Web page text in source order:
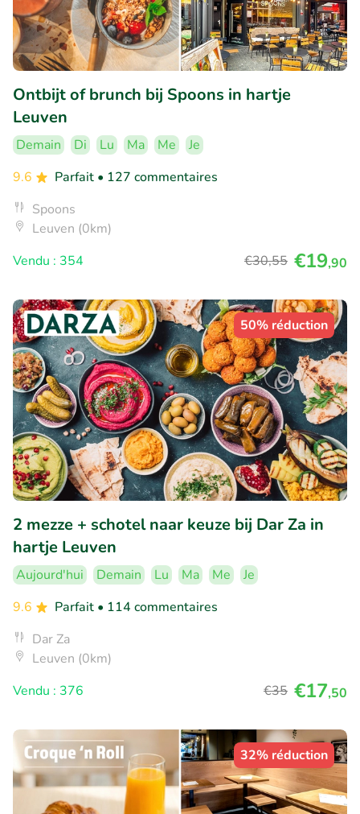
Ontbijt of brunch bij Spoons in hartje
Leuven
Demain Di Lu Ma Me
Je
9.6
Parfait • 127 commentaires
Spoons
Leuven (0km)
Vendu : 354
€30,55 €19,90
50% réduction
2 mezze + schotel naar keuze bij Dar Za in
hartje Leuven
Aujourd'hui Demain Lu Ma Me
Je
9.6
Parfait • 114 commentaires
Dar Za
Leuven (0km)
Vendu : 376
€35 €17,50
32% réduction